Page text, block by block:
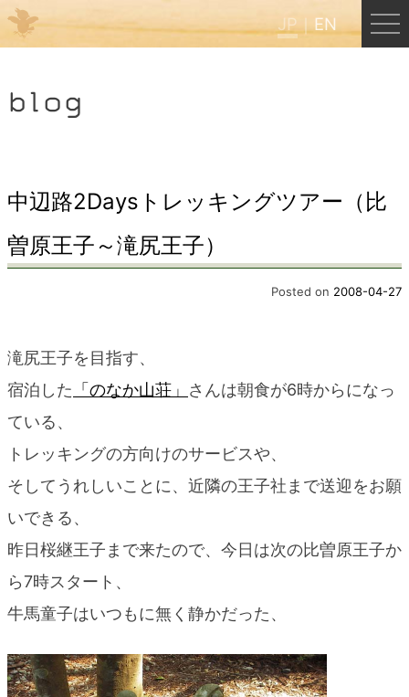
JP EN
HOME
B&B Cafe ほんぐう
くまのエクスペリエンス
blog
blog
中辺路2Daysトレッキングツアー（比
曽原王子～滝尻王子）
Posted on 2008-04-27
滝尻王子を目指す、
宿泊した 「のなか山荘」 さんは朝食が6時からになっ
ている、
トレッキングの方向けのサービスや、
そしてうれしいことに、近隣の王子社まで送迎をお願
いできる、
昨日桜継王子まで来たので、今日は次の比曽原王子か
ら7時スタート、
牛馬童子はいつもに無く静かだった、